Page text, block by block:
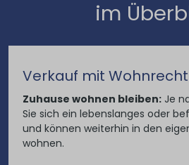
im
Verkauf mit Wohnrecht
Zuhause wohnen bleiben: Je
Sie sich ein lebenslanges oder
und können weiterhin in den
wohnen.